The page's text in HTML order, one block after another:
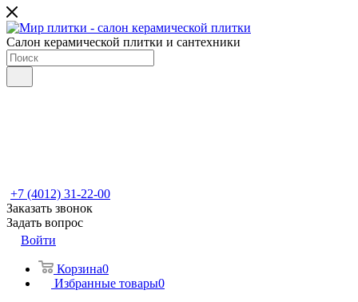
Салон керамической плитки и сантехники
+7 (4012) 31-22-00
Заказать звонок
Задать вопрос
Войти
Корзина0
Избранные товары0